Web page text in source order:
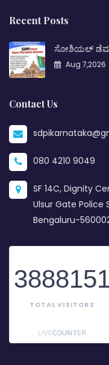
Recent Posts
ಸೋಶಿಯಲ್
Aug 7,2026
Contact Us
080 4210 9049
SF 14C, Dignity
Ulsur Gate Police
Bengaluru-
TOTAL VISITORS